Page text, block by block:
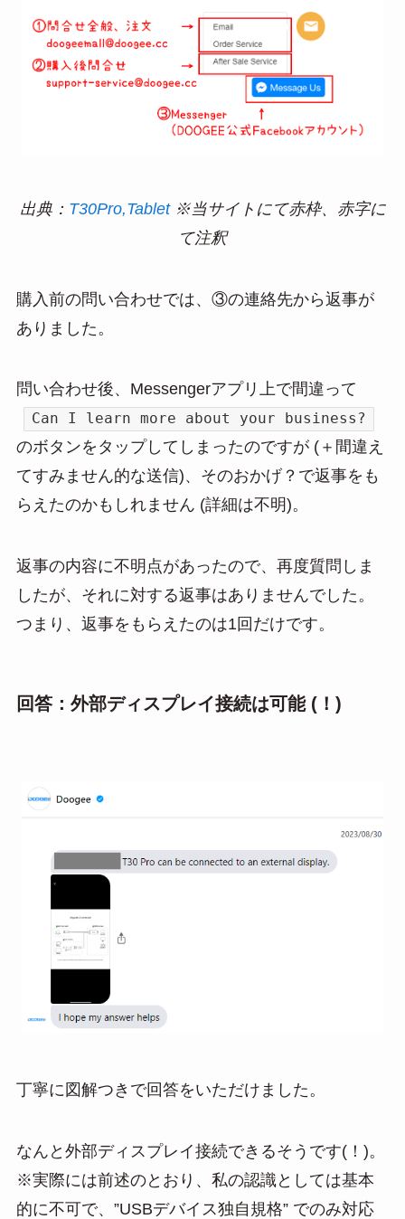
出典： T30Pro,Tablet※当サイトにて赤枠、赤字に
て注釈
購入前の問い合わせでは、③の連絡先から返事が
ありました。
問い合わせ後、Messengerアプリ上で間違って
Can I learn more about your business?
のボタンをタップしてしまったのですが (＋間違え
てすみません的な送信)、そのおかげ？で返事をも
らえたのかもしれません (詳細は不明)。
返事の内容に不明点があったので、再度質問しま
したが、それに対する返事はありませんでした。
つまり、返事をもらえたのは1回だけです。
回答：外部ディスプレイ接続は可能 (！)
丁寧に図解つきで回答をいただけました。
なんと外部ディスプレイ接続できるそうです(！)。
※実際には前述のとおり、私の認識としては基本
的に不可で、”USBデバイス独自規格” でのみ対応